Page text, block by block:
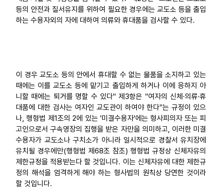
등의 안전과 질서유지를 위하여 필요한 경우에는 교도소 등을 출입
하는 수용자외의 자에 대하여 의류와 휴대품을 검사할 수 있다.
이 경우 교도소 등의 안에서 휴대할 수 없는 물품을 소지하고 있는
때에는 이를 교도소 등에 맡기고 출입하게 하거나 이에 응하지 아
니할 때에는 퇴거를 명할 수 있다" 제3항은 "여자의 신체·의류·휴
대품에 대한 검사는 여자인 교도관이 하여야 한다"는 규정이 있으
나, 행형법 제1조의 2에 있는 '미결수용자'에는 형사피의자 또는 피
고인으로서 구속영장의 집행을 받은 자만을 의미하고, 이러한 미결
수용자가 교도소나 구치소가 아니라 일시적으로 경찰서 유치장에
유치될 경우에만(행형법 제68조 참조) 행형법 규정상 신체자유의
제한규정을 적용받는다 할 것입니다. 이는 신체자유에 대한 제한규
정의 해석을 엄격하게 해야 하는 형사법의 원칙상 당연한 것이라
할 것입니다.